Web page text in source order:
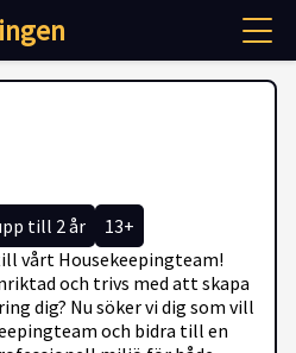
till 2 år
13+
vårt Housekeepingteam!
och trivs med att skapa
dig? Nu söker vi dig som vill
och bidra till en